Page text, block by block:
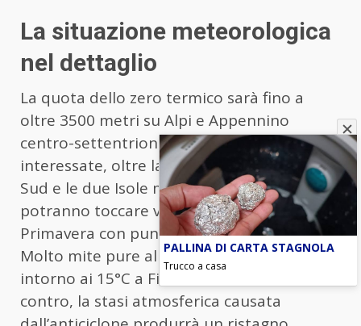
La situazione meteorologica
nel dettaglio
La quota dello zero termico sarà fino a
oltre 3500 metri su Alpi e Appennino
centro-settentrionale. Le zone più
interessate, oltre la montagna, saranno il
Sud e le due Isole maggiori, dove si
potranno toccare valori più tipici della
Primavera con punte massime fino a 20°C.
Molto mite pure al Centro con valori
intorno ai 15°C a Firenze e Roma. Per
contro, la stasi atmosferica causata
PALLINA DI CARTA STAGNOLA
Trucco a casa